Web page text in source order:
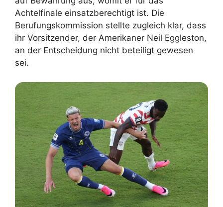
Achtelfinale einsatzberechtigt ist. Die
Berufungskommission stellte zugleich klar, dass
ihr Vorsitzender, der Amerikaner Neil Eggleston,
an der Entscheidung nicht beteiligt gewesen
sei.